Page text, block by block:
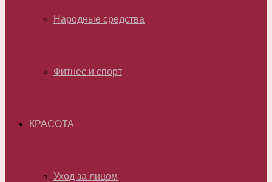
Народные средства
Фитнес и спорт
КРАСОТА
Уход за лицом